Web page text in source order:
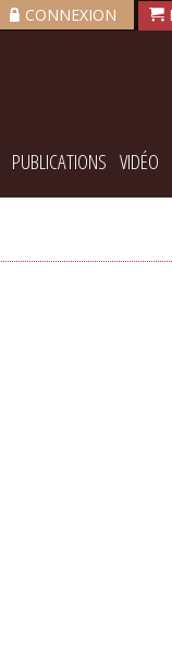
CONNEXION
PUBLICATIONS VIDÉO